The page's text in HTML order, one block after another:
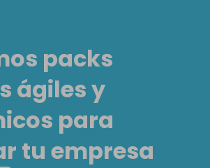
packs
ágiles y
para
tu empresa